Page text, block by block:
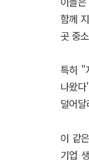
함께
곳 중
특히 "
나왔
덜어
이 같
기업